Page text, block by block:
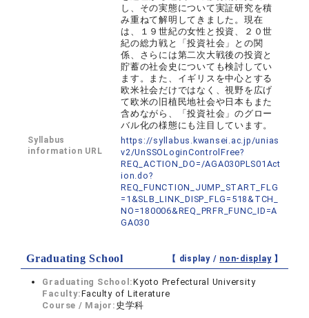
し、その実態について実証研究を積
み重ねて解明してきました。現在
は、１９世紀の女性と投資、２０世
紀の総力戦と「投資社会」との関
係、さらには第二次大戦後の投資と
貯蓄の社会史についても検討してい
ます。また、イギリスを中心とする
欧米社会だけではなく、視野を広げ
て欧米の旧植民地社会や日本もまた
含めながら、「投資社会」のグロー
バル化の様態にも注目しています。
Syllabus
information URL
https://syllabus.kwansei.ac.jp/unias
v2/UnSSOLoginControlFree?
REQ_ACTION_DO=/AGA030PLS01Act
ion.do?
REQ_FUNCTION_JUMP_START_FLG
=1&SLB_LINK_DISP_FLG=518&TCH_
NO=180006&REQ_PRFR_FUNC_ID=A
GA030
Graduating School 【 display / non-display】
Graduating School:Kyoto Prefectural University
Faculty:Faculty of Literature
Course / Major: 史学科